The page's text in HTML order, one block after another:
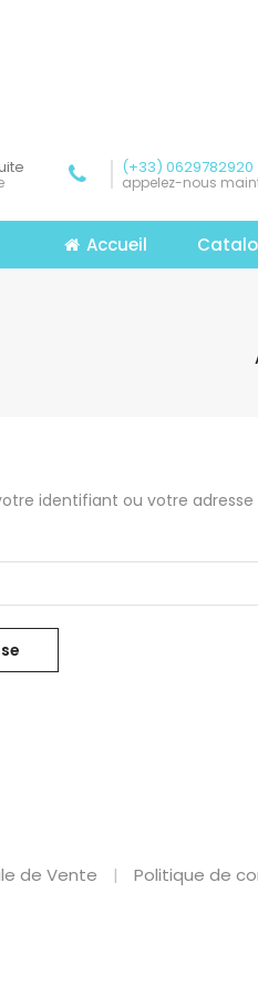
(+33) 0629782920
appelez-nous
Accueil
identifiant ou votre
de Vente Politique de